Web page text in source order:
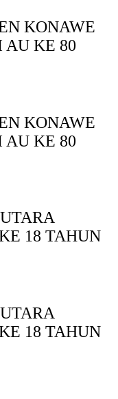
KONAWE
AU KE 80
KONAWE
AU KE 80
18 TAHUN
18 TAHUN